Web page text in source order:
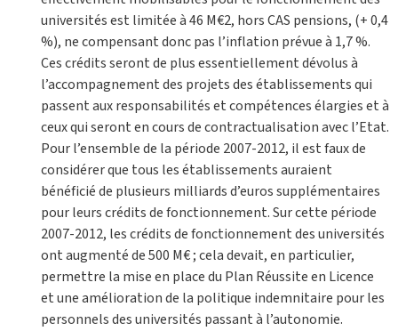
universités est limitée à 46 M€2, hors CAS pensions, (+ 0,4
%), ne compensant donc pas l’inflation prévue à 1,7 %.
Ces crédits seront de plus essentiellement dévolus à
l’accompagnement des projets des établissements qui
passent aux responsabilités et compétences élargies et à
ceux qui seront en cours de contractualisation avec l’Etat.
Pour l’ensemble de la période 2007-2012, il est faux de
considérer que tous les établissements auraient
bénéficié de plusieurs milliards d’euros supplémentaires
pour leurs crédits de fonctionnement. Sur cette période
2007-2012, les crédits de fonctionnement des universités
ont augmenté de 500 M€ ; cela devait, en particulier,
permettre la mise en place du Plan Réussite en Licence
et une amélioration de la politique indemnitaire pour les
personnels des universités passant à l’autonomie.